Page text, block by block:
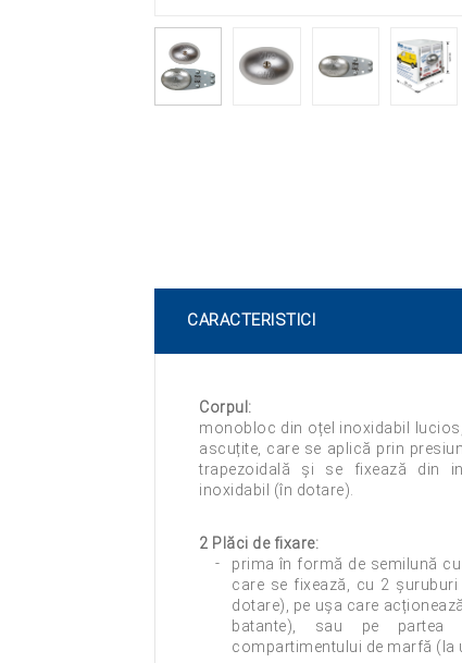
CARACTERISTICI
Corpul:
monobloc din oțel inoxidabil
ascuțite, care se aplică prin
trapezoidală și se fixează din
inoxidabil (în dotare).
2 Plăci de fixare:
prima în formă de semilună
care se fixează, cu 2
dotare), pe ușa care
batante), sau pe
compartimentului de marfă (la